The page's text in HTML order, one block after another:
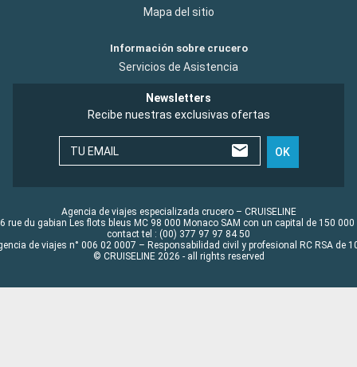
Mapa del sitio
Información sobre crucero
Servicios de Asistencia
Newsletters
Recibe nuestras exclusivas ofertas
TU EMAIL OK
Agencia de viajes especializada crucero – CRUISELINE
rue du gabian Les flots bleus MC 98 000 Monaco SAM con un capital de 150 000
contact tel : (00) 377 97 97 84 50
de viajes n° 006 02 0007 – Responsabilidad civil y profesional RC RSA de
© CRUISELINE 2026 - all rights reserved